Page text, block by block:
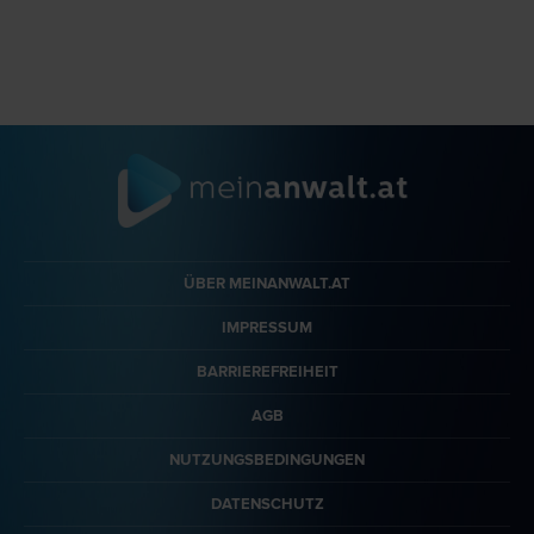
ÜBER MEINANWALT.AT
IMPRESSUM
BARRIEREFREIHEIT
AGB
NUTZUNGSBEDINGUNGEN
DATENSCHUTZ